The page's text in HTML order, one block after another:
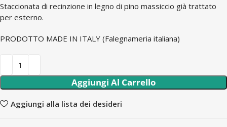
Staccionata di recinzione in legno di pino massiccio già trattato
per esterno.
PRODOTTO MADE IN ITALY (Falegnameria italiana)
Aggiungi Al Carrello
Aggiungi alla lista dei desideri